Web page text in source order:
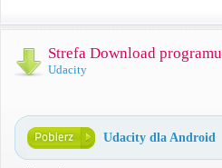
Strefa Download programu
Udacity
Udacity dla Android